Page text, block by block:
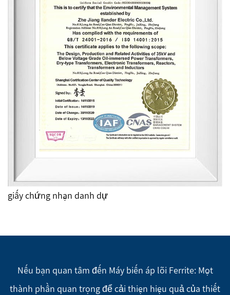
giấy chứng nhận danh dự
Nếu bạn quan tâm đến Máy biến áp lõi Ferrite: Một
thành phần quan trọng để cải thiện hiệu quả của thiết